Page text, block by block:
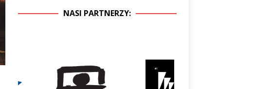
NASI PARTNERZY: